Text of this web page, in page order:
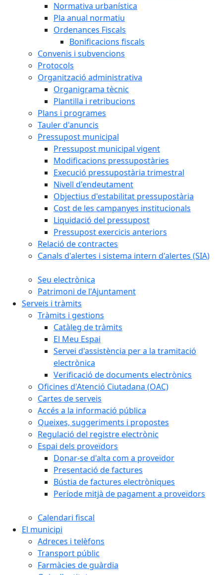
Normativa urbanística
Pla anual normatiu
Ordenances Fiscals
Bonificacions fiscals
Convenis i subvencions
Protocols
Organització administrativa
Organigrama tècnic
Plantilla i retribucions
Plans i programes
Tauler d'anuncis
Pressupost municipal
Pressupost municipal vigent
Modificacions pressupostàries
Execució pressupostària trimestral
Nivell d'endeutament
Objectius d'estabilitat pressupostària
Cost de les campanyes institucionals
Liquidació del pressupost
Pressupost exercicis anteriors
Relació de contractes
Canals d'alertes i sistema intern d'alertes (SIA)
Seu electrònica
Patrimoni de l'Ajuntament
Serveis i tràmits
Tràmits i gestions
Catàleg de tràmits
El Meu Espai
Servei d'assistència per a la tramitació
electrònica
Verificació de documents electrònics
Oficines d'Atenció Ciutadana (OAC)
Cartes de serveis
Accés a la informació pública
Queixes, suggeriments i propostes
Regulació del registre electrònic
Espai dels proveïdors
Donar-se d'alta com a proveïdor
Presentació de factures
Bústia de factures electròniques
Període mitjà de pagament a proveïdors
Calendari fiscal
El municipi
Adreces i telèfons
Transport públic
Farmàcies de guàrdia